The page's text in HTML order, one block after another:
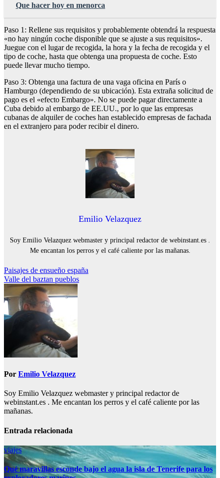
Que hacer hoy en menorca
Paso 1: Rellene sus requisitos y probablemente obtendrá la respuesta
«no hay ningún coche disponible que se ajuste a sus requisitos».
Juegue con el lugar de recogida, la hora y la fecha de recogida y el
tipo de coche, hasta que obtenga una propuesta de coche. Esto
puede llevar mucho tiempo.
Paso 3: Obtenga una factura de una vaga oficina en París o
Hamburgo (dependiendo de su ubicación). Esta extraña solicitud de
pago es el «efecto Embargo». No se puede pagar directamente a
Cuba debido al embargo de EE.UU., por lo que las empresas
cubanas de alquiler de coches han establecido empresas de fachada
en el extranjero para poder recibir el dinero.
Emilio Velazquez
Soy Emilio Velazquez webmaster y principal redactor de webinstant.es .
Me encantan los perros y el café caliente por las mañanas.
Navegación
de
entradas
Paisajes de ensueño españa
Valle del baztan pueblos
Por Emilio Velazquez
Soy Emilio Velazquez webmaster y principal redactor de
webinstant.es . Me encantan los perros y el café caliente por las
mañanas.
Entrada relacionada
viajes
Qué maravillas esconde bajo el agua la isla de Tenerife para los